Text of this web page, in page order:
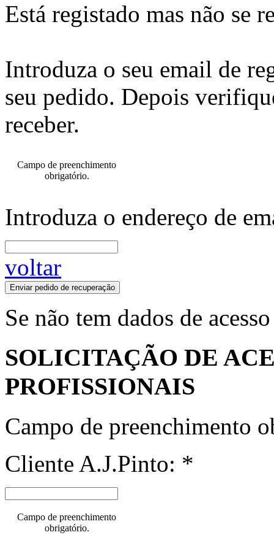
Está registado mas não se
Introduza o seu email de
seu pedido. Depois
receber.
Campo de preenchimento
obrigatório.
Introduza o endereço de
voltar
Enviar pedido de recuperação
Se não tem dados de
SOLICITAÇÃO DE
PROFISSIONAIS
Campo de preenchimento
Cliente A.J.Pinto: *
Campo de preenchimento
obrigatório.